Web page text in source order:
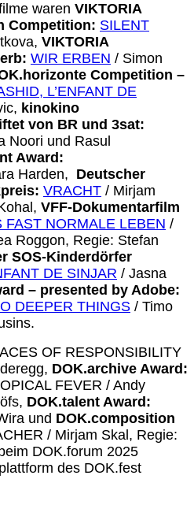
waren VIKTORIA
Competition: SILENT
VIKTORIA
WIR ERBEN / Simon
Competition –
L’ENFANT DE
kinokino
von BR und 3sat:
Noori und Rasul
Award:
Harden, Deutscher
VRACHT / Mirjam
VFF-Dokumentarfilm
FAST NORMALE LEBEN /
Roggon, Regie: Stefan
SOS-Kinderdörfer
DE SINJAR / Jasna
– presented by Adobe:
DEEPER THINGS / Timo
OF RESPONSIBILITY
DOK.archive Award:
FEVER / Andy
DOK.talent Award:
und DOK.composition
/ Mirjam Skal, Regie:
DOK.forum 2025
des DOK.fest